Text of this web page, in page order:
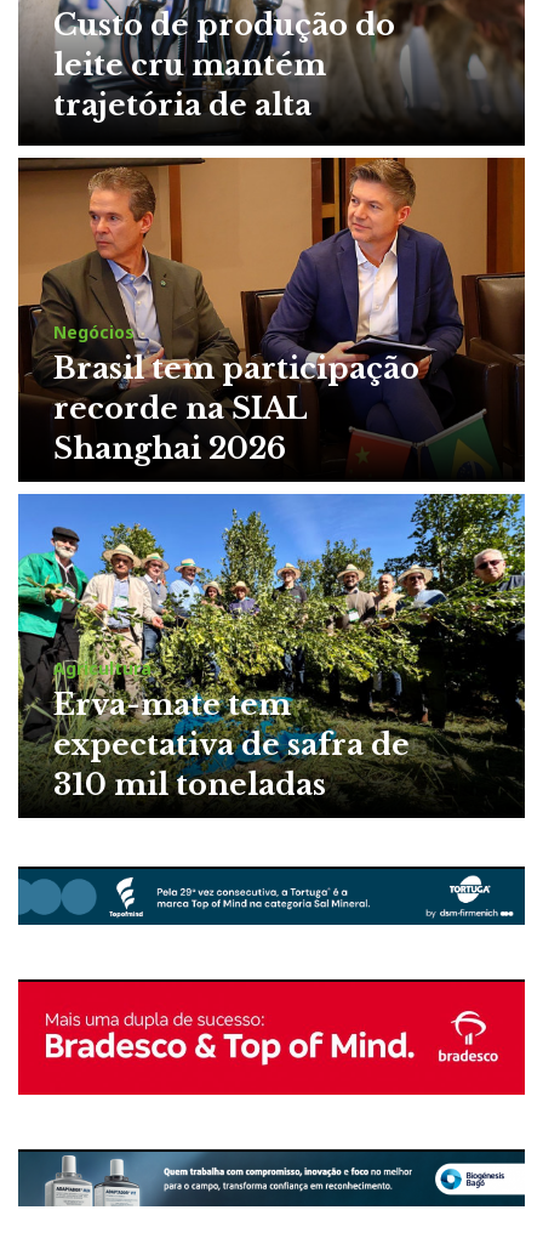
Custo de produção do
leite cru mantém
trajetória de alta
Negócios
Brasil tem participação
recorde na SIAL
Shanghai 2026
Agricultura
Erva-mate tem
expectativa de safra de
310 mil toneladas